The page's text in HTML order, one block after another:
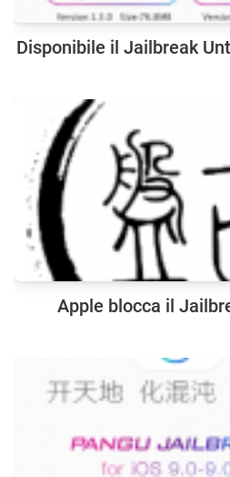
Disponibile il Jailbreak
Apple blocca il